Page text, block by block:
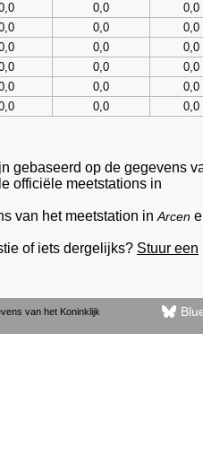
0,0 0,0
0,0 0,0
0,0 0,0
0,0 0,0
0,0 0,0
0,0 0,0
gebaseerd op de gegevens
officiële meetstations in
van het meetstation in Arcen
of iets dergelijks? Stuur een
van het Koninklijk